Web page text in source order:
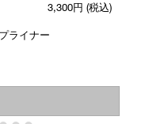
3,300円 (税込)
ライナー